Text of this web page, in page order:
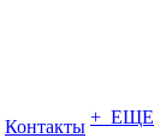
Контакты + ЕЩЕ